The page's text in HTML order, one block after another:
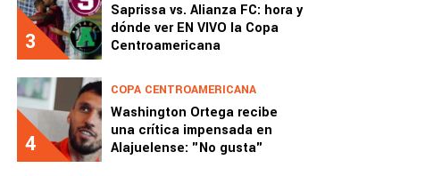
3
Saprissa vs. Alianza FC: hora y
dónde ver EN VIVO la Copa
Centroamericana
4
COPA CENTROAMERICANA
Washington Ortega recibe
una crítica impensada en
Alajuelense: "No gusta"